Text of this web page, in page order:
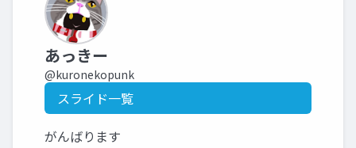
あっきー
@kuronekopunk
スライド一覧
がんばります